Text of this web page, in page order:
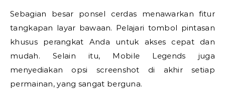
Sebagian besar ponsel cerdas menawarkan fitur
tangkapan layar bawaan. Pelajari tombol pintasan
khusus perangkat Anda untuk akses cepat dan
mudah. Selain itu, Mobile Legends juga
menyediakan opsi screenshot di akhir setiap
permainan, yang sangat berguna.